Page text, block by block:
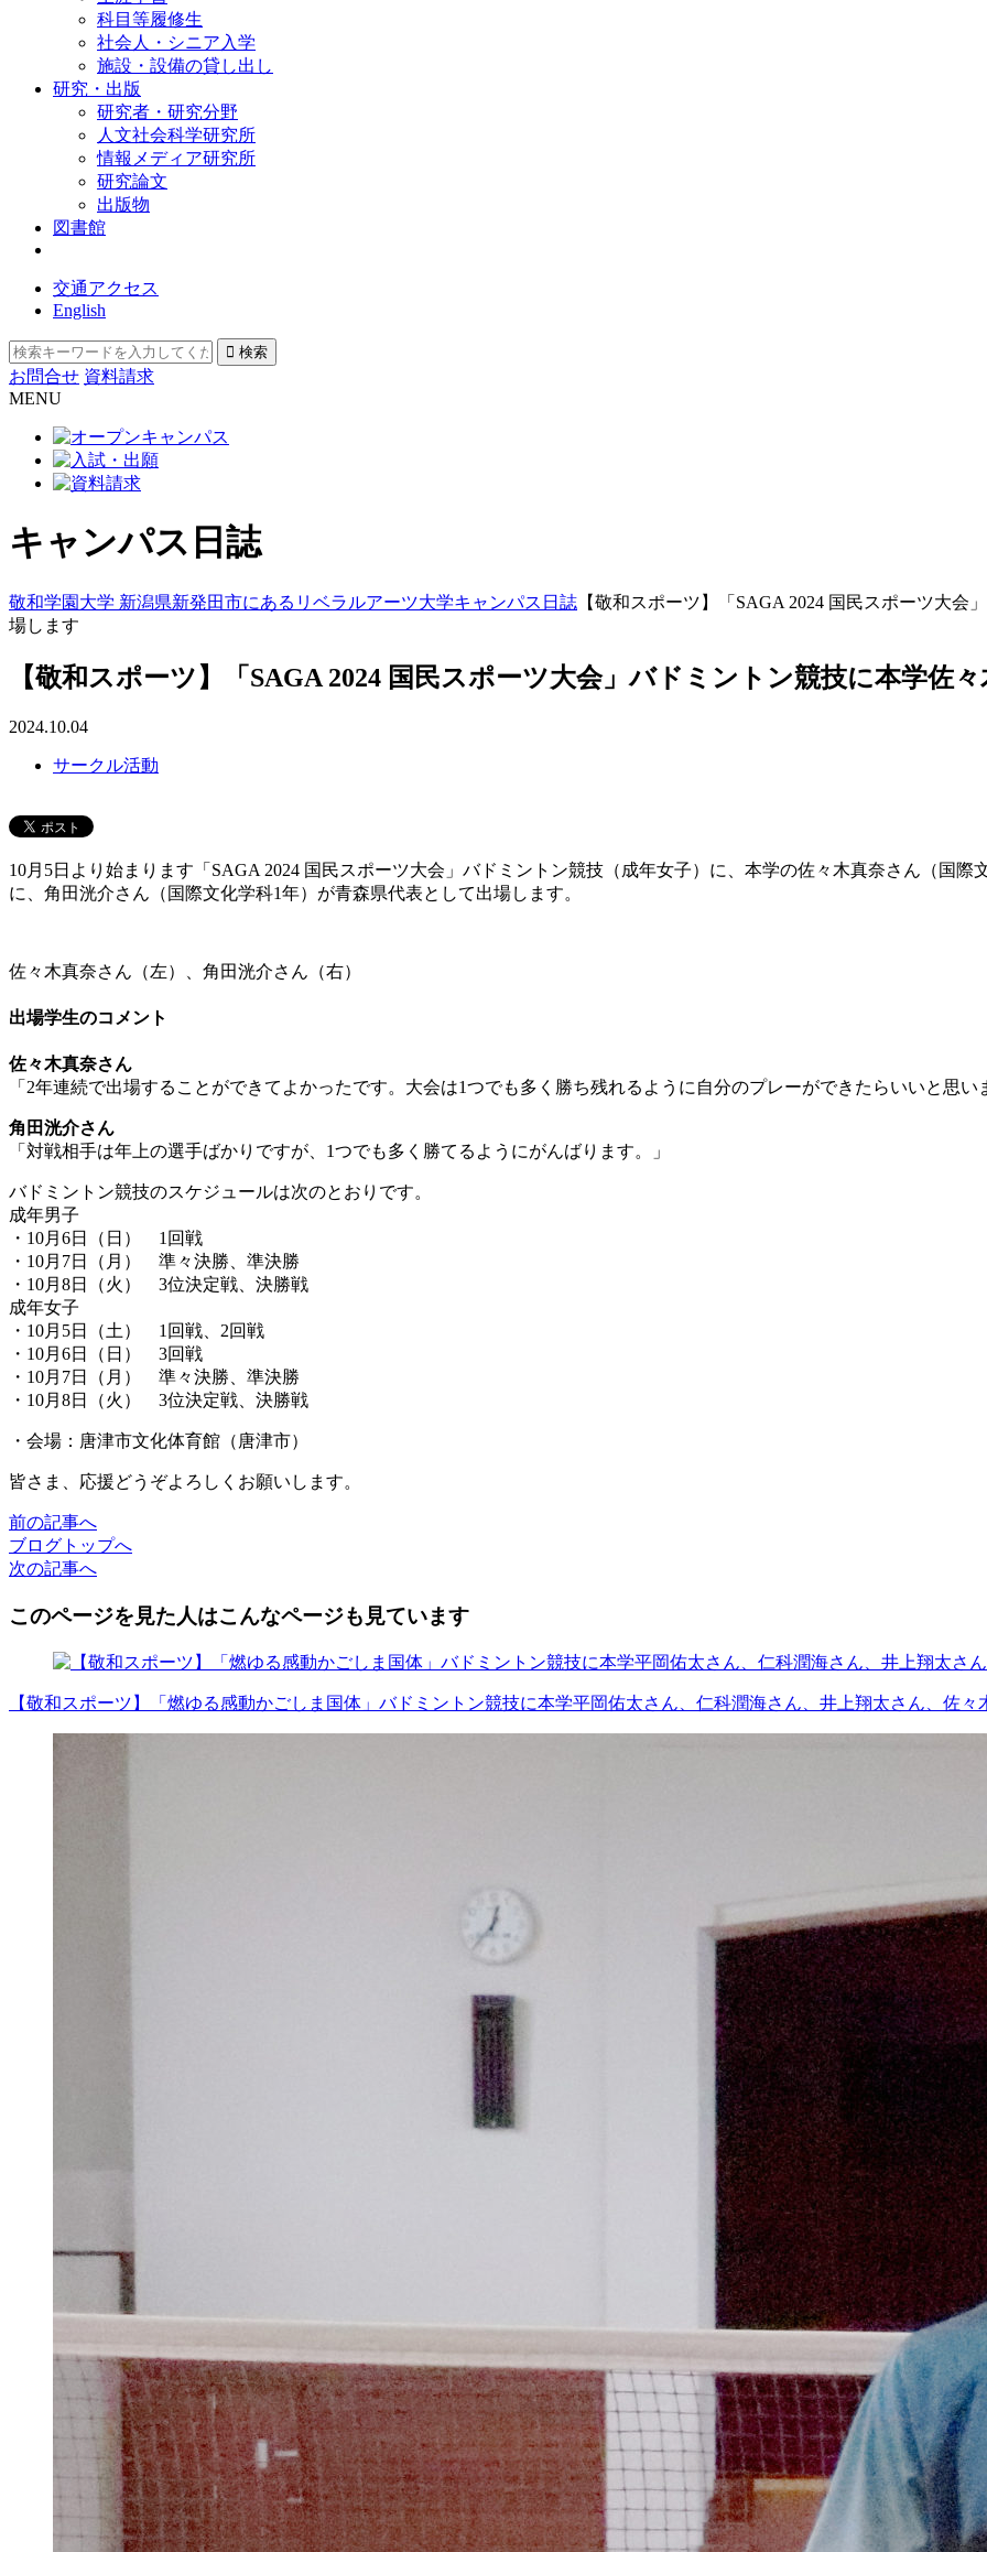
科目等履修生
社会人・シニア入学
施設・設備の貸し出し
研究・出版
研究者・研究分野
人文社会科学研究所
情報メディア研究所
研究論文
出版物
図書館
交通アクセス
English
お問合せ 資料請求
MENU
キャンパス日誌
敬和学園大学 新潟県新発田市にあるリベラルアーツ大学キャンパス日誌 【敬和スポーツ】「SAGA 2024 国民スポーツ大
場します
【敬和スポーツ】「SAGA 2024 国民スポーツ大会」バドミントン競技に本学佐
2024.10.04
サークル活動
10月5日より始まります「SAGA 2024 国民スポーツ大会」バドミントン競技（成年女子）に、本学の佐々木真奈さん（国
に、角田洸介さん（国際文化学科1年）が青森県代表として出場します。
佐々木真奈さん（左）、角田洸介さん（右）
出場学生のコメント
佐々木真奈さん
「2年連続で出場することができてよかったです。大会は1つでも多く勝ち残れるように自分のプレーができたらいいと思い
角田洸介さん
「対戦相手は年上の選手ばかりですが、1つでも多く勝てるようにがんばります。」
バドミントン競技のスケジュールは次のとおりです。
成年男子
・10月6日（日） 1回戦
・10月7日（月） 準々決勝、準決勝
・10月8日（火） 3位決定戦、決勝戦
成年女子
・10月5日（土） 1回戦、2回戦
・10月6日（日） 3回戦
・10月7日（月） 準々決勝、準決勝
・10月8日（火） 3位決定戦、決勝戦
・会場：唐津市文化体育館（唐津市）
皆さま、応援どうぞよろしくお願いします。
前の記事へ
ブログ トップへ
次の記事へ
このページを見た人はこんなページも見ています
【敬和スポーツ】「燃ゆる感動かごしま国体」バドミントン競技に本学平岡佑太さん、仁科潤海さん、井上翔太さん、佐